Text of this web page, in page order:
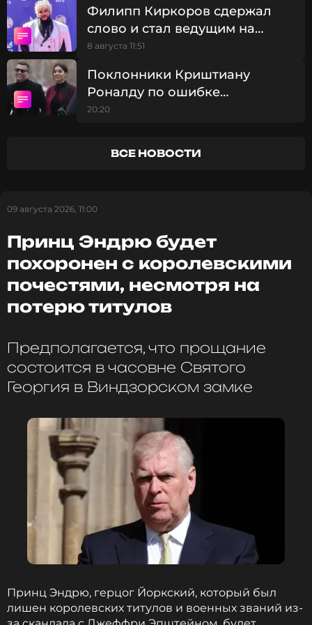
летней актрисы.
Фото: соцсети Ирины Пеговой
Читайте нас в Одноклассниках,
чтобы оставаться в курсе событий
ССЫЛКА
Филипп Киркоров сдержал
слово и стал ведущим на
свадьбе Клавы Коки и
8 августа 11:51
Поклонники Криштиану
Роналду по ошибке
штурмовали чужую свадьбу
20:20
ВСЕ НОВОСТИ
09 августа 2026, 11:00
Принц Эндрю будет
похоронен с королевскими
почестями, несмотря на
потерю титулов
Предполагается, что прощание
состоится в часовне Святого
Георгия в Виндзорском замке
Принц Эндрю, герцог Йоркский, который был
лишен королевских титулов и военных званий из-